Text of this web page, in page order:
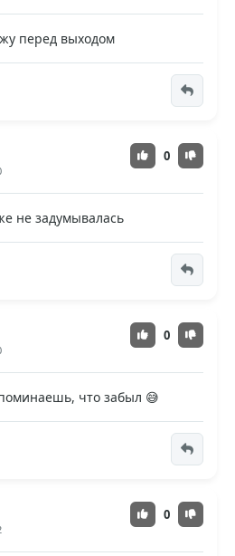
перед выходом
0
не задумывалась
0
что забыл 😅
0